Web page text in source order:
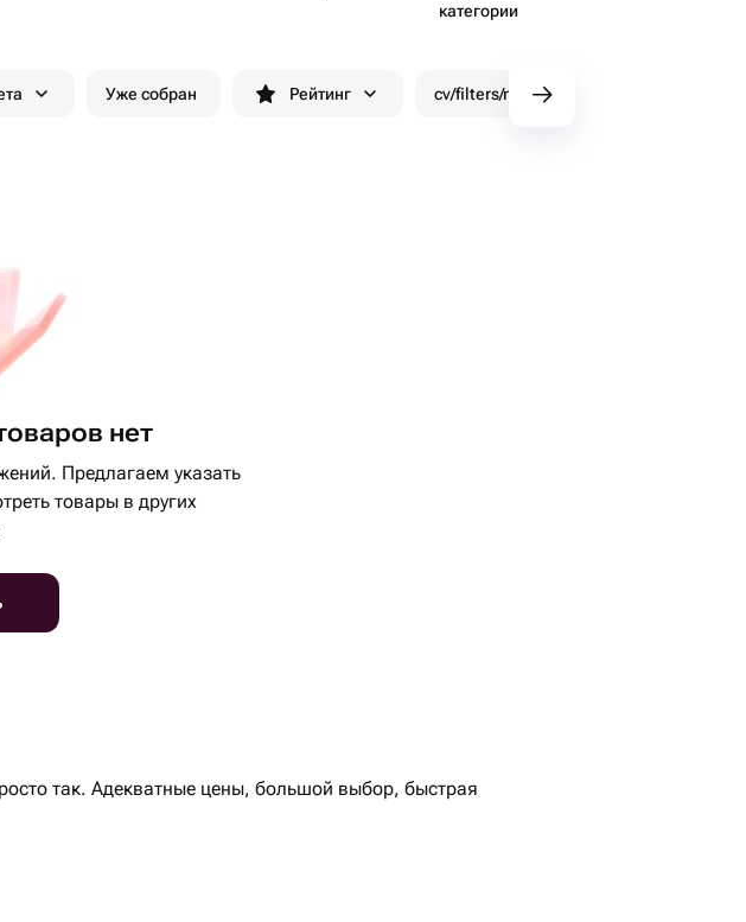
категории
Уже собран Рейтинг cv/filters/name_fast_delivery
нет
Предлагаем указать
товары в других
так. Адекватные цены, большой выбор, быстрая